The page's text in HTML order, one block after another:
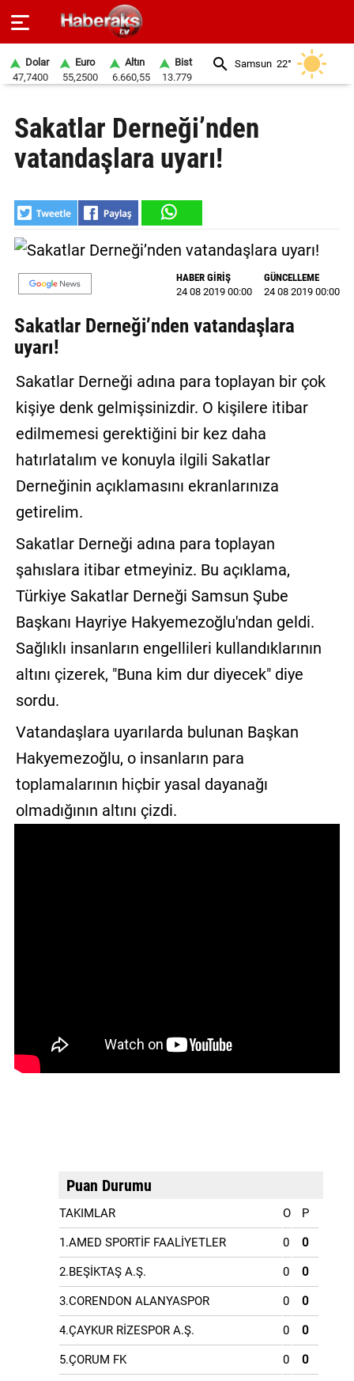
SPOR
YAŞAM
EKONOMİ
BELEDİYELER
SAĞLIK
EĞİTİM
GALERİ
VİDEO
YAZARLAR
BİZE
ULAŞIN
İletişim
Gizlilik
Sözleşmesi
Kullanıcı
Sözleşmesi
Dolar
47,7400
Euro
55,2500
Altın
6.660,55
Bist
13.779
Samsun 22°
Sakatlar Derneği’nden
vatandaşlara uyarı!
HABER GİRİŞ
24 08 2019 00:00
GÜNCELLEME
24 08 2019 00:00
Sakatlar Derneği’nden vatandaşlara
uyarı!
Sakatlar Derneği adına para toplayan bir çok
kişiye denk gelmişsinizdir. O kişilere itibar
edilmemesi gerektiğini bir kez daha
hatırlatalım ve konuyla ilgili Sakatlar
Derneğinin açıklamasını ekranlarınıza
getirelim.
Sakatlar Derneği adına para toplayan
şahıslara itibar etmeyiniz. Bu açıklama,
Türkiye Sakatlar Derneği Samsun Şube
Başkanı Hayriye Hakyemezoğlu'ndan geldi.
Sağlıklı insanların engellileri kullandıklarının
altını çizerek, "Buna kim dur diyecek" diye
sordu.
Vatandaşlara uyarılarda bulunan Başkan
Hakyemezoğlu, o insanların para
toplamalarının hiçbir yasal dayanağı
olmadığının altını çizdi.
Puan Durumu
TAKIMLAR O P
1.AMED SPORTİF FAALİYETLER 0 0
2.BEŞİKTAŞ A.Ş. 0 0
3.CORENDON ALANYASPOR 0 0
4.ÇAYKUR RİZESPOR A.Ş. 0 0
5.ÇORUM FK 0 0